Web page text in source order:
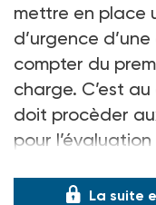
mettre en place
d’urgence
compter du
charge. C’est
doit procèder
pour
La suite